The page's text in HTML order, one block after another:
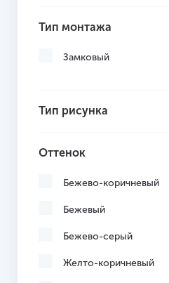
Тип монтажа
Замковый
Тип рисунка
Оттенок
Бежево-коричневый
Бежевый
Бежево-серый
Желто-коричневый